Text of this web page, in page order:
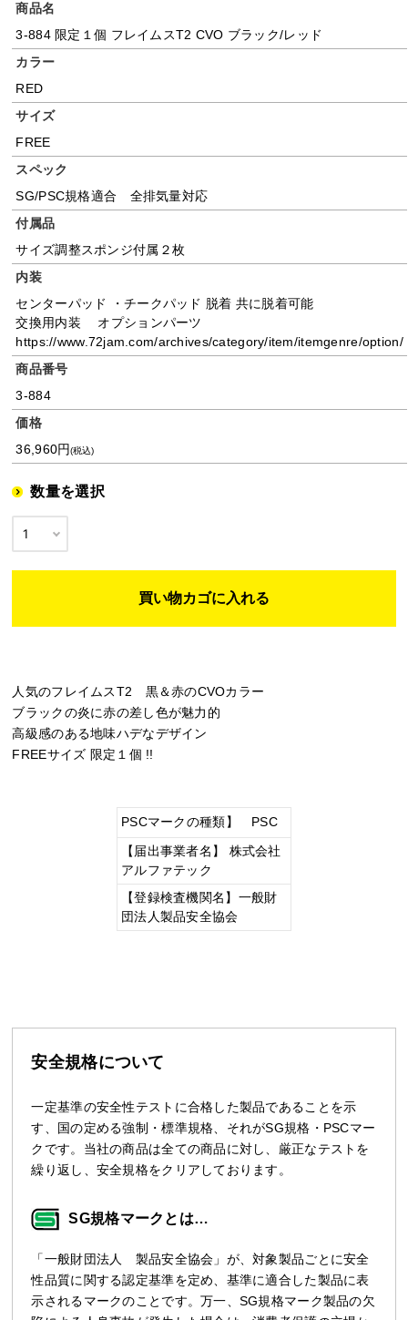
商品名
3-884 限定１個 フレイムスT2 CVO ブラック/レッド
カラー
RED
サイズ
FREE
スペック
SG/PSC規格適合 全排気量対応
付属品
サイズ調整スポンジ付属２枚
内装
センターパッド ・チークパッド 脱着 共に脱着可能
交換用内装 オプションパーツ
https://www.72jam.com/archives/category/item/itemgenre/option/
商品番号
3-884
価格
36,960円(税込)
数量を選択
人気のフレイムスT2 黒＆赤のCVOカラー
ブラックの炎に赤の差し色が魅力的
高級感のある地味ハデなデザイン
FREEサイズ 限定１個 !!
PSCマークの種類】 PSC
【届出事業者名】 株式会社
アルファテック
【登録検査機関名】一般財
団法人製品安全協会
安全規格について
一定基準の安全性テストに合格した製品であることを示
す、国の定める強制・標準規格、それがSG規格・PSCマー
クです。当社の商品は全ての商品に対し、厳正なテストを
繰り返し、安全規格をクリアしております。
SG規格マークとは…
「一般財団法人 製品安全協会」が、対象製品ごとに安全
性品質に関する認定基準を定め、基準に適合した製品に表
示されるマークのことです。万一、SG規格マーク製品の欠